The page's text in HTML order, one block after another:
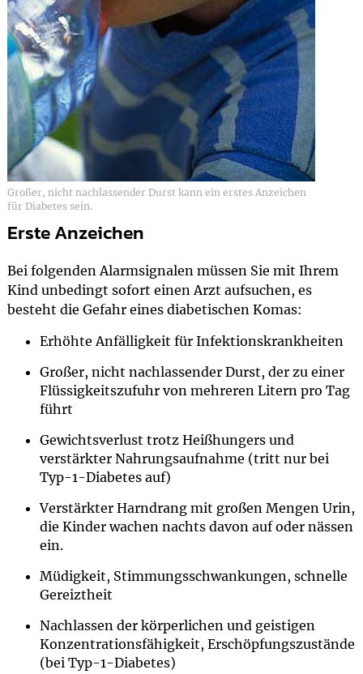
Großer, nicht nachlassender Durst kann ein erstes Anzeichen
für Diabetes sein.
Erste Anzeichen
Bei folgenden Alarmsignalen müssen Sie mit Ihrem
Kind unbedingt sofort einen Arzt aufsuchen, es
besteht die Gefahr eines diabetischen Komas:
Erhöhte Anfälligkeit für Infektionskrankheiten
Großer, nicht nachlassender Durst, der zu einer
Flüssigkeitszufuhr von mehreren Litern pro Tag
führt
Gewichtsverlust trotz Heißhungers und
verstärkter Nahrungsaufnahme (tritt nur bei
Typ-1-Diabetes auf)
Verstärkter Harndrang mit großen Mengen Urin,
die Kinder wachen nachts davon auf oder nässen
ein.
Müdigkeit, Stimmungsschwankungen, schnelle
Gereiztheit
Nachlassen der körperlichen und geistigen
Konzentrationsfähigkeit, Erschöpfungszustände
(bei Typ-1-Diabetes)